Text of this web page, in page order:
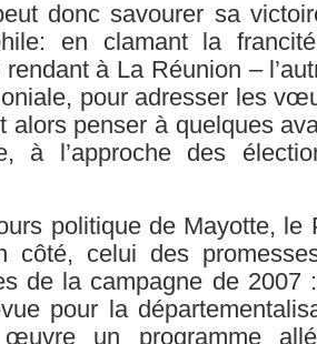
donc savourer sa
en clamant la
à La Réunion –
pour adresser les
alors penser à quelques
à l’approche des
politique de Mayotte, le
côté, celui des
de la campagne de 2007
pour la
un programme